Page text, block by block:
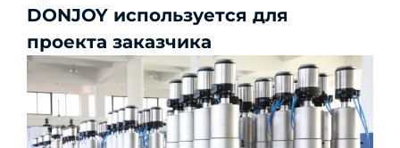
DONJOY используется для
проекта заказчика